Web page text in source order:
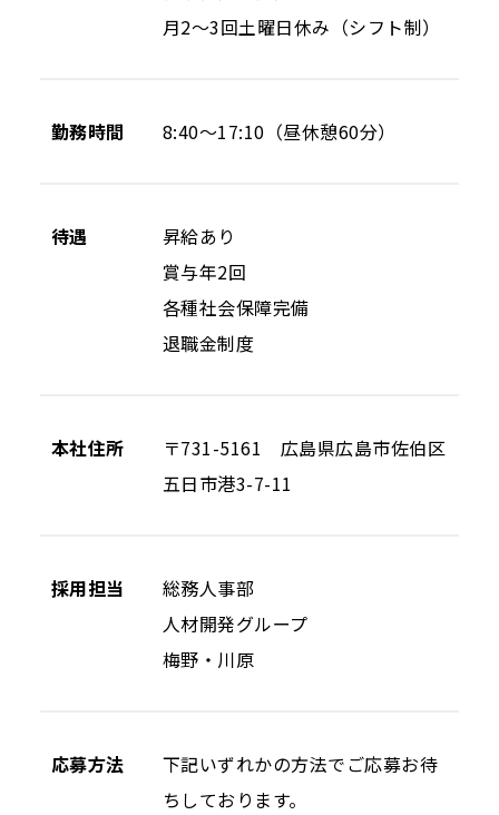
月2～3回土曜日休み（シフト制）
勤務時間 8:40〜17:10（昼休憩60分）
待遇
昇給あり
賞与年2回
各種社会保障完備
退職金制度
本社住所
〒731-5161 広島県広島市佐伯区
五日市港3-7-11
採用担当
総務人事部
人材開発グループ
梅野・川原
応募方法
下記いずれかの方法でご応募お待
ちしております。